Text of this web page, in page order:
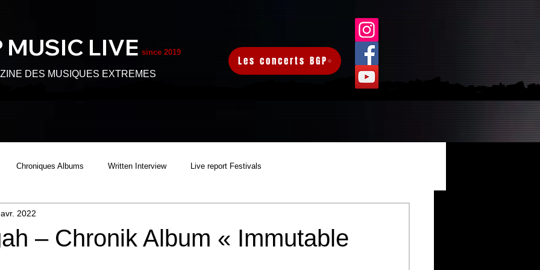
MUSIC LIVE
DES MUSIQUES EXTREMES
since 2019
Les concerts BGP
Chroniques Albums Written Interview Live report Festivals
Audio Interview
– Chronik Album « Immutable
2022